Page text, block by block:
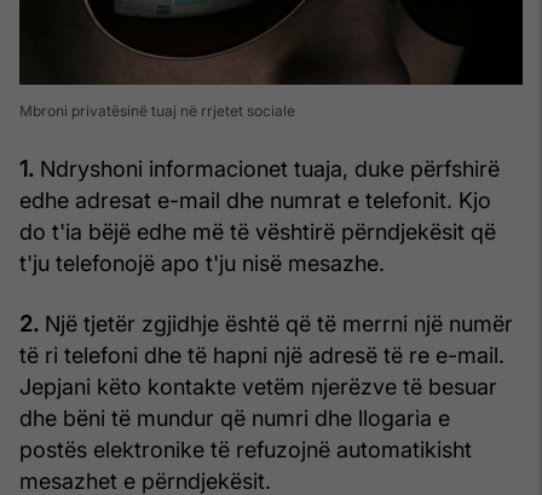
Mbroni privatësinë tuaj në rrjetet sociale
1. Ndryshoni informacionet tuaja, duke përfshirë
edhe adresat e-mail dhe numrat e telefonit. Kjo
do t'ia bëjë edhe më të vështirë përndjekësit që
t'ju telefonojë apo t'ju nisë mesazhe.
2. Një tjetër zgjidhje është që të merrni një numër
të ri telefoni dhe të hapni një adresë të re e-mail.
Jepjani këto kontakte vetëm njerëzve të besuar
dhe bëni të mundur që numri dhe llogaria e
postës elektronike të refuzojnë automatikisht
mesazhet e përndjekësit.